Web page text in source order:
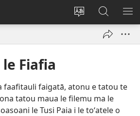
Sui
gagana
tafaʻilagi
Log
Suʻe
le
Fiafia
faafitauli faigatā, atonu e tatou te
tatou maua le filemu ma le
le Tusi Paia i le toʻatele o